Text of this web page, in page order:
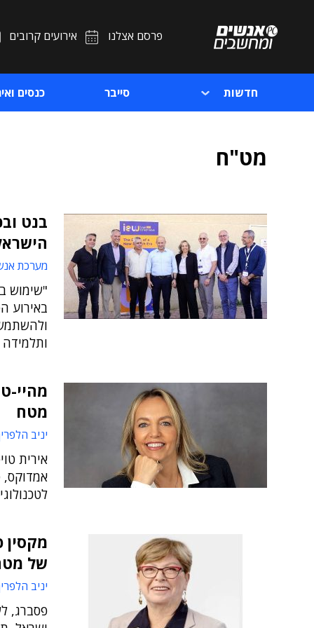
פרסם אצלנו אירועים קרובים
חדשות סייבר כנסים
מט"ח
בנט
מערכת
באירוע
מהיי-
מטח
יניב
אירית
מקסין
של
יניב
פסברג,